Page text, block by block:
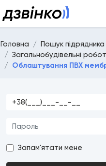
Головна Пошук підрядника
Загальнобудівельні
Облаштування ПВХ
Запам'ятати мене